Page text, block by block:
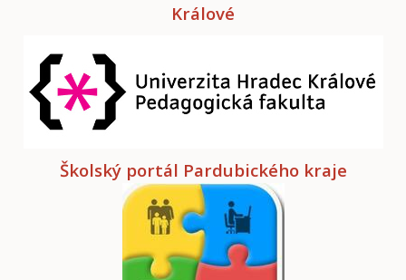
Králové
Školský portál Pardubického kraje